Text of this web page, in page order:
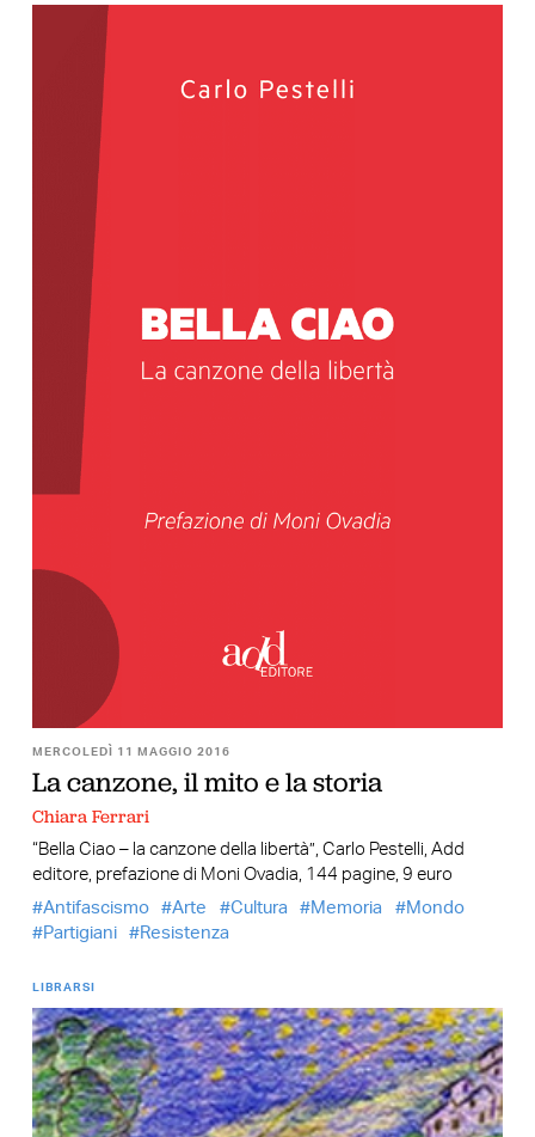
MERCOLEDÌ 11 MAGGIO 2016
La canzone, il mito e la storia
Chiara Ferrari
“Bella Ciao – la canzone della libertà”, Carlo Pestelli, Add
editore, prefazione di Moni Ovadia, 144 pagine, 9 euro
Antifascismo
Arte Cultura Memoria
Mondo
Partigiani
Resistenza
LIBRARSI